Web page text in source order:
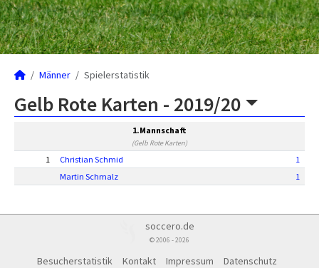
Männer Spielerstatistik
Gelb Rote Karten - 2019/20
1.Mannschaft
(Gelb Rote Karten)
1 Christian Schmid
1
Martin Schmalz
1
soccero.de
© 2006 - 2026
Besucherstatistik Kontakt Impressum Datenschutz